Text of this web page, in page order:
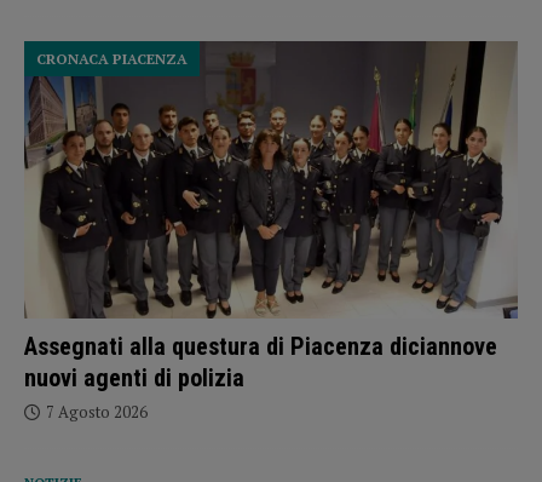
Assegnati alla questura di Piacenza diciannove
nuovi agenti di polizia
CRONACA PIACENZA
7 Agosto 2026